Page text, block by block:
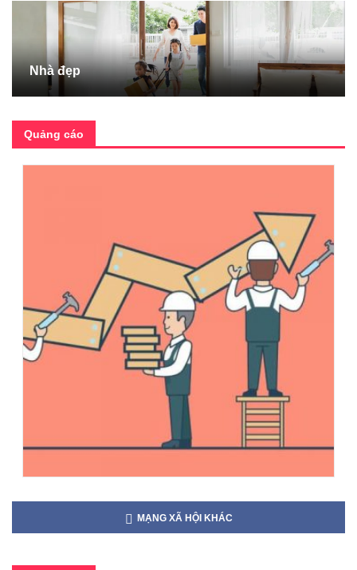
Nhà đẹp
Quảng cáo
MẠNG XÃ HỘI KHÁC